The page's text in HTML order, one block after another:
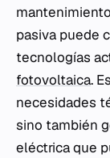
pasiva puede
tecnologías
fotovoltaica.
necesidades
sino también
eléctrica que